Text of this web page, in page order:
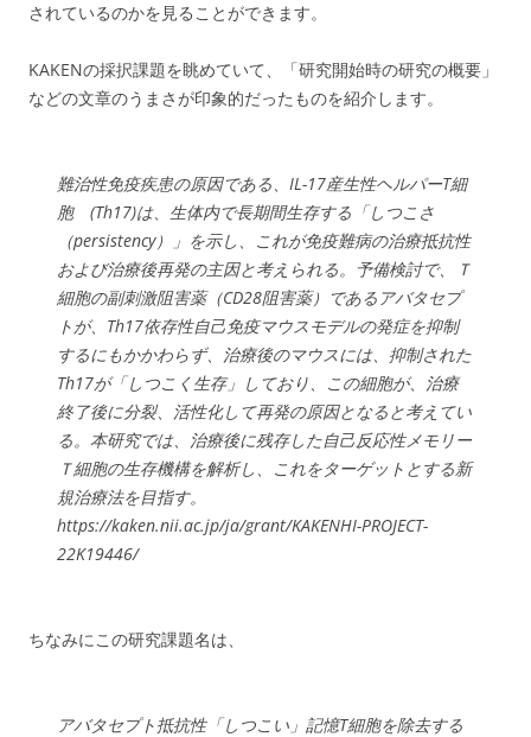
されているのかを見ることができます。
KAKENの採択課題を眺めていて、「研究開始時の研究の概要」
などの文章のうまさが印象的だったものを紹介します。
難治性免疫疾患の原因である、IL-17産生性ヘルパーT細
胞 (Th17)は、生体内で長期間生存する「しつこさ
（persistency）」を示し、これが免疫難病の治療抵抗性
および治療後再発の主因と考えられる。予備検討で、Ｔ
細胞の副刺激阻害薬（CD28阻害薬）であるアバタセプ
トが、Th17依存性自己免疫マウスモデルの発症を抑制
するにもかかわらず、治療後のマウスには、抑制された
Th17が「しつこく生存」しており、この細胞が、治療
終了後に分裂、活性化して再発の原因となると考えてい
る。本研究では、治療後に残存した自己反応性メモリー
Ｔ細胞の生存機構を解析し、これをターゲットとする新
規治療法を目指す。
https://kaken.nii.ac.jp/ja/grant/KAKENHI-PROJECT-
22K19446/
ちなみにこの研究課題名は、
アバタセプト抵抗性「しつこい」記憶T細胞を除去する